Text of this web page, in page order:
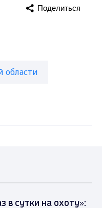
области
Поделиться
в сутки на охоту»: